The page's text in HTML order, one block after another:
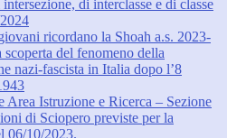
di interclasse e di classe
ricordano la Shoah a.s. 2023-
del fenomeno della
nazi-fascista in Italia dopo l’8
Area Istruzione e Ricerca – Sezione
di Sciopero previste per la
06/10/2023.